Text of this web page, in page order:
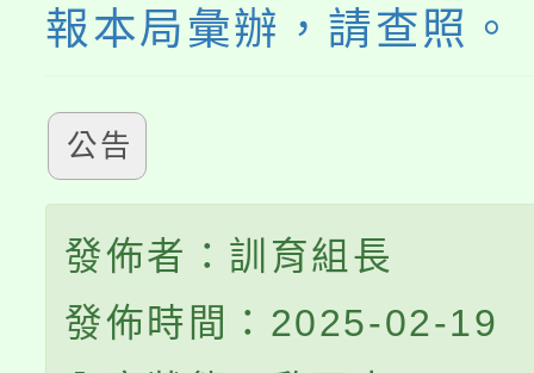
報本局彙辦，請查照。
公告
發佈者：訓育組長
發佈時間：2025-02-19